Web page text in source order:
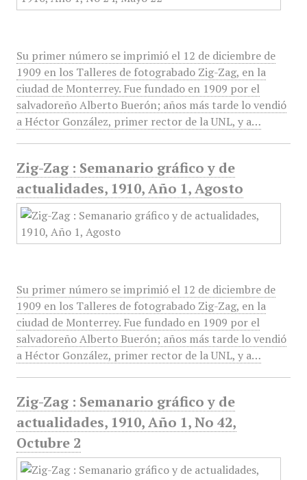
Su primer número se imprimió el 12 de diciembre de
1909 en los Talleres de fotograbado Zig-Zag, en la
ciudad de Monterrey. Fue fundado en 1909 por el
salvadoreño Alberto Buerón; años más tarde lo vendió
a Héctor González, primer rector de la UNL, y a…
Zig-Zag : Semanario gráfico y de
actualidades, 1910, Año 1, Agosto
Su primer número se imprimió el 12 de diciembre de
1909 en los Talleres de fotograbado Zig-Zag, en la
ciudad de Monterrey. Fue fundado en 1909 por el
salvadoreño Alberto Buerón; años más tarde lo vendió
a Héctor González, primer rector de la UNL, y a…
Zig-Zag : Semanario gráfico y de
actualidades, 1910, Año 1, No 42,
Octubre 2